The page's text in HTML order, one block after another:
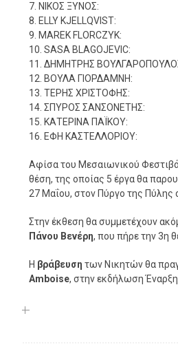
7. ΝΙΚΟΣ ΞΥΝΟΣ:
8. ELLY KJELLQVIST:
9. MAREK
10. SASA
11. ΔΗΜΗΤΡΗΣ
12. ΒΟΥΛΑ
13. ΤΕΡΗΣ
14. ΣΠΥΡΟΣ
15. ΚΑΤΕΡΙΝΑ
16. ΕΦΗ
Αφίσα του Μεσαιωνικού
θέση, της οποίας 5 έργα θα
27 Μαΐου, στον Πύργο της Πύλης
Στην έκθεση θα συμμετέχουν
Πάνου Βενέρη, που πήρε την 3η
Η βράβευση των Νικητών θα
Amboise, στην εκδήλωση